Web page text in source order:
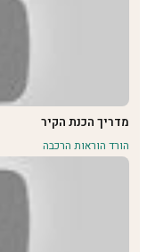
מדריך הכנת הקיר
הורד הוראות הרכבה